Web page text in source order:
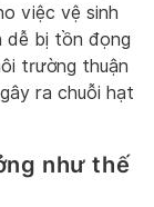
việc vệ sinh
dễ bị tồn đọng
trường thuận
ra chuỗi hạt
như thế